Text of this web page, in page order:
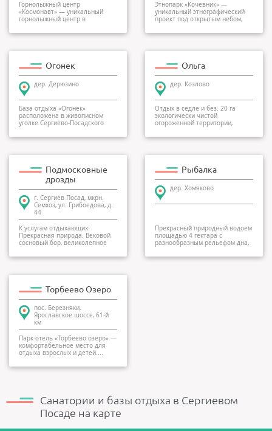
Горнолыжный центр
«Космонавт» — уникальный
горнолыжный центр в
предлагает ск...
Этнопарк «Кочевник» —
уникальный этнографический
проект под открытым небом,
Огонек
дер. Дерюзино
База отдыха «Огонек»
расположена в живописном
уголке Сергиево-Посадского
Ольга
дер. Козлово
Отдых в седле и без. 20 га
экологически чистой
огороженной территории,
Подмосковные
дрозды
г. Сергиев Посад, мкрн.
Семхоз, ул. Грибоедова, д.
44
К услугам отдыхающих:
Прекрасная природа. Вековой
сосновый бор, великолепное
Рыбалка
дер. Хомяково
Прекрасный природный водоем
площадью 4 гектара с
разнообразным рельефом дна,
Торбеево Озеро
пос. Березняки,
Ярославское шоссе, 61-й
км
Парк-отель «Торбеево озеро» —
комфортабельное место для
отдыха взрослых и детей....
Санатории и базы отдыха в Сергиевом
Посаде на карте